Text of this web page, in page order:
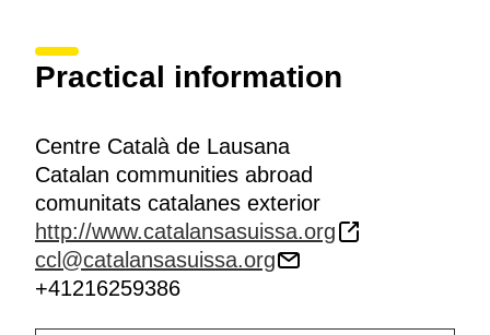
Practical information
Centre Català de Lausana
Catalan communities abroad
comunitats catalanes exterior
http://www.catalansasuissa.org
ccl@catalansasuissa.org
+41216259386